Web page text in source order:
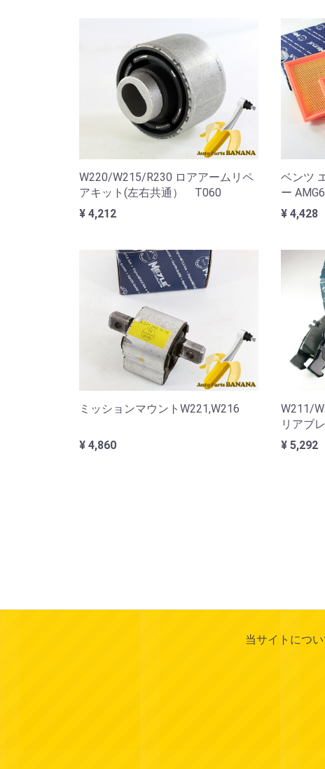
W220/W215/R230 ロアアームリペ
アキット(左右共通） T060
¥ 4,212
ベンツ
ー
¥ 4,428
ミッションマウントW221,W216
¥ 4,860
W211/
リアブ
¥ 5,292
当サイトについ